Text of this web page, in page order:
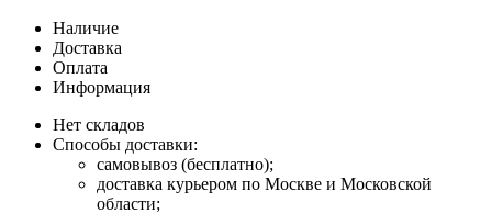
Наличие
Доставка
Оплата
Информация
Нет складов
Способы доставки:
самовывоз (бесплатно);
доставка курьером по Москве и Московской
области;